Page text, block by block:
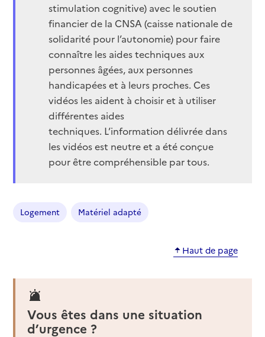
stimulation cognitive) avec le soutien
financier de la CNSA (caisse nationale de
solidarité pour l’autonomie) pour faire
connaître les aides techniques aux
personnes âgées, aux personnes
handicapées et à leurs proches. Ces
vidéos les aident à choisir et à utiliser
différentes aides
techniques. L’information délivrée dans
les vidéos est neutre et a été conçue
pour être compréhensible par tous.
Logement Matériel adapté
Haut de page
Vous êtes dans une situation
d’urgence ?